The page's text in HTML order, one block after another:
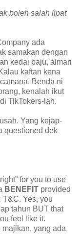
boleh salah lipat
ada
samakan dengan
kedai baju, almari
kaftan kena
Benda ni
kenalah ikut
TikTokers-lah.
Yang kejap-
questioned dek
for you to use
BENEFIT provided
T&C. Yes, you
tahun BUT that
feel like it.
yang ada